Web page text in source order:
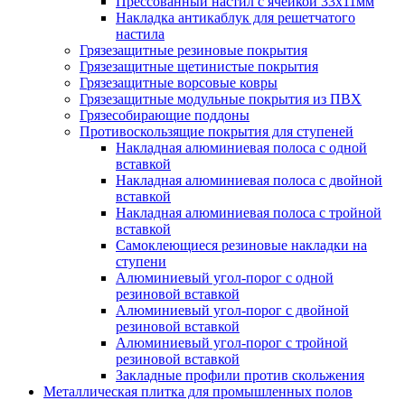
Накладка антикаблук для решетчатого
настила
Грязезащитные резиновые покрытия
Грязезащитные щетинистые покрытия
Грязезащитные ворсовые ковры
Грязезащитные модульные покрытия из ПВХ
Грязесобирающие поддоны
Противоскользящие покрытия для ступеней
Накладная алюминиевая полоса с одной
вставкой
Накладная алюминиевая полоса с двойной
вставкой
Накладная алюминиевая полоса с тройной
вставкой
Самоклеющиеся резиновые накладки на
ступени
Алюминиевый угол-порог с одной
резиновой вставкой
Алюминиевый угол-порог с двойной
резиновой вставкой
Алюминиевый угол-порог с тройной
резиновой вставкой
Закладные профили против скольжения
Металлическая плитка для промышленных полов